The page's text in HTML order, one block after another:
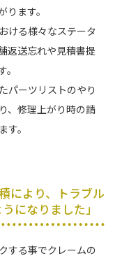
ます。
ける様々なステータ
返送忘れや見積書提
パーツリストのやり
、修理上がり時の請
。
により、トラブル
になりました」
する事でクレームの